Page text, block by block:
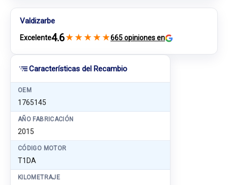
Características del Recambio
OEM
1765145
AÑO FABRICACIÓN
2015
CÓDIGO MOTOR
T1DA
KILOMETRAJE
Valdizarbe
Excelente4.6★ ★ ★ ★ ★665 opiniones en